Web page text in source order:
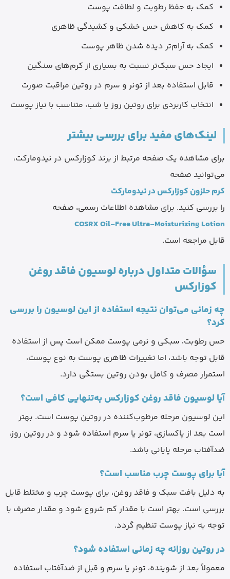
کمک به حفظ رطوبت و لطافت پوست
کمک به کاهش حس خشکی و کشیدگی ظاهری
کمک به آرام‌تر دیده شدن ظاهر پوست
ایجاد حس سبک‌تر نسبت به بسیاری از کرم‌های سنگین
قابل استفاده بعد از تونر و سرم در روتین مراقبت صورت
انتخاب کاربردی برای روتین روز یا شب، متناسب با نیاز پوست
لینک‌های مفید برای بررسی بیشتر
برای مشاهده یک صفحه مرتبط از برند کوزارکس در نیدومارکت،
می‌توانید صفحه
کرم حلزون کوزارکس در نیدومارکت
را بررسی کنید. برای مشاهده اطلاعات رسمی، صفحه
COSRX Oil-Free Ultra-Moisturizing Lotion
قابل مراجعه است.
سؤالات متداول درباره لوسیون فاقد روغن
کوزارکس
چه زمانی می‌توان نتیجه استفاده از این لوسیون را بررسی
کرد؟
حس رطوبت، سبکی و نرمی پوست ممکن است پس از استفاده
قابل توجه باشد، اما تغییرات ظاهری پوست به نوع پوست،
استمرار مصرف و کامل بودن روتین بستگی دارد.
آیا لوسیون فاقد روغن کوزارکس به‌تنهایی کافی است؟
این لوسیون مرحله مرطوب‌کننده در روتین پوست است. بهتر
است بعد از پاکسازی، تونر یا سرم استفاده شود و در روتین روز،
ضدآفتاب مرحله پایانی باشد.
آیا برای پوست چرب مناسب است؟
به دلیل بافت سبک و فاقد روغن، برای پوست چرب و مختلط قابل
بررسی است. بهتر است با مقدار کم شروع شود و مقدار مصرف با
توجه به نیاز پوست تنظیم گردد.
در روتین روزانه چه زمانی استفاده شود؟
معمولاً بعد از شوینده، تونر یا سرم و قبل از ضدآفتاب استفاده